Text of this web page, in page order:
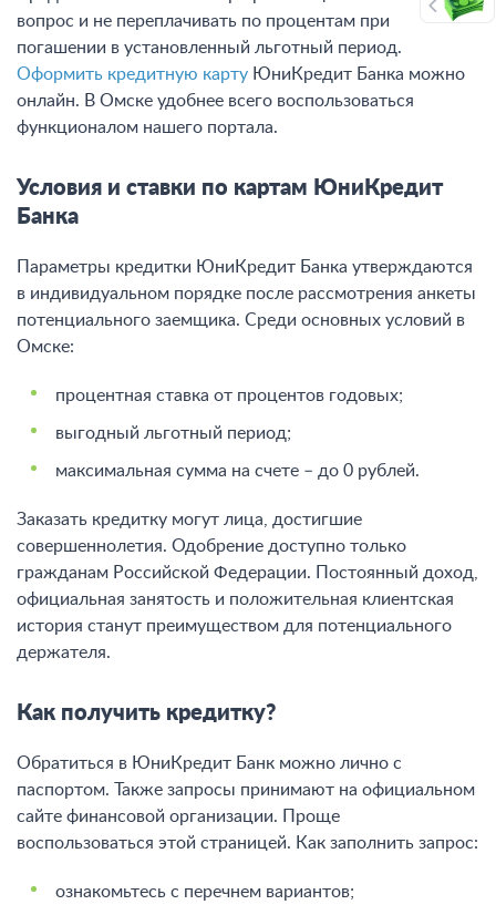
вопрос и не переплачивать по процентам при
погашении в установленный льготный период.
Оформить кредитную карту ЮниКредит Банка можно
онлайн. В Омске удобнее всего воспользоваться
функционалом нашего портала.
Условия и ставки по картам ЮниКредит
Банка
Параметры кредитки ЮниКредит Банка утверждаются
в индивидуальном порядке после рассмотрения анкеты
потенциального заемщика. Среди основных условий в
Омске:
процентная ставка от процентов годовых;
выгодный льготный период;
максимальная сумма на счете – до 0 рублей.
Заказать кредитку могут лица, достигшие
совершеннолетия. Одобрение доступно только
гражданам Российской Федерации. Постоянный доход,
официальная занятость и положительная клиентская
история станут преимуществом для потенциального
держателя.
Как получить кредитку?
Обратиться в ЮниКредит Банк можно лично с
паспортом. Также запросы принимают на официальном
сайте финансовой организации. Проще
воспользоваться этой страницей. Как заполнить запрос:
ознакомьтесь с перечнем вариантов;